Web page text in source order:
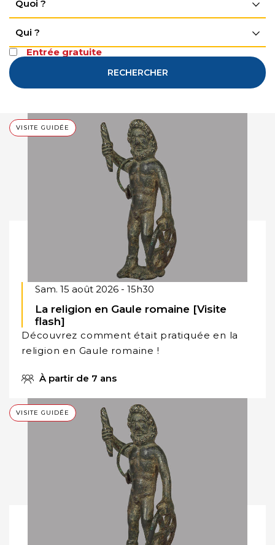
Quoi ?
Qui ?
Entrée gratuite
RECHERCHER
La religion en Gaule romaine [Visite
flash]
Sam. 15 août 2026 - 15h30
Découvrez comment était pratiquée en la
religion en Gaule romaine !
À partir de 7 ans
VISITE GUIDÉE
VISITE GUIDÉE